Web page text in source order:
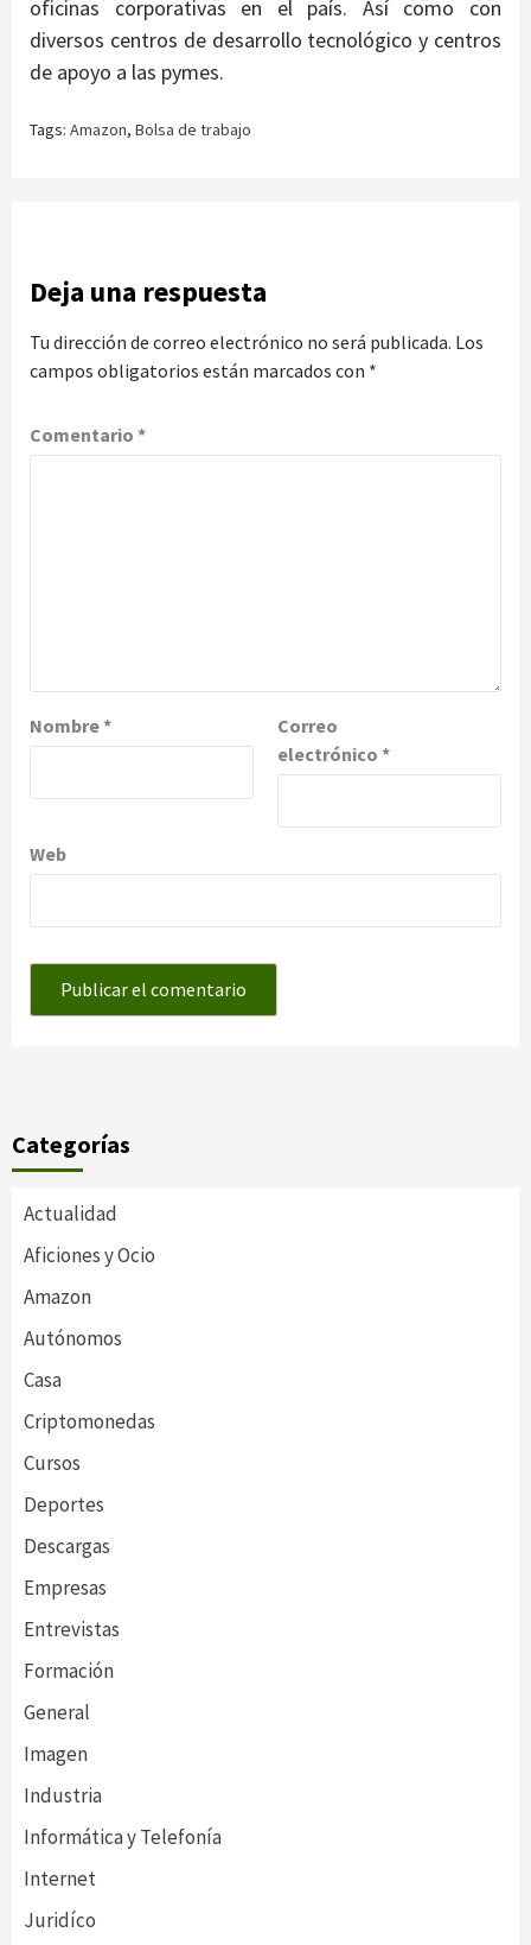
oficinas corporativas en el país. Así como con
diversos centros de desarrollo tecnológico y centros
de apoyo a las pymes.
Tags: Amazon, Bolsa de trabajo
Deja una respuesta
Tu dirección de correo electrónico no será publicada. Los
campos obligatorios están marcados con *
Comentario *
Nombre*
Correo
electrónico *
Web
Categorías
Actualidad
Aficiones y Ocio
Amazon
Autónomos
Casa
Criptomonedas
Cursos
Deportes
Descargas
Empresas
Entrevistas
Formación
General
Imagen
Industria
Informática y Telefonía
Internet
Juridíco